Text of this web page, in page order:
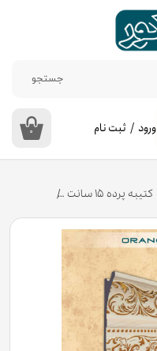
جستجو
۰ ورود / ثبت نام
کتیبه پرده ۱۵ سانت